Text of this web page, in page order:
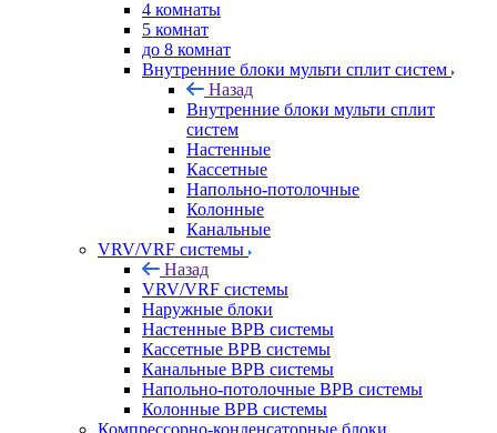
4 комнаты
5 комнат
до 8 комнат
Внутренние блоки мульти сплит систем
Назад
Внутренние блоки мульти сплит
систем
Настенные
Кассетные
Напольно-потолочные
Колонные
Канальные
VRV/VRF системы
Назад
VRV/VRF системы
Наружные блоки
Настенные ВРВ системы
Кассетные ВРВ системы
Канальные ВРВ системы
Напольно-потолочные ВРВ системы
Колонные ВРВ системы
Компрессорно-конденсаторные блоки